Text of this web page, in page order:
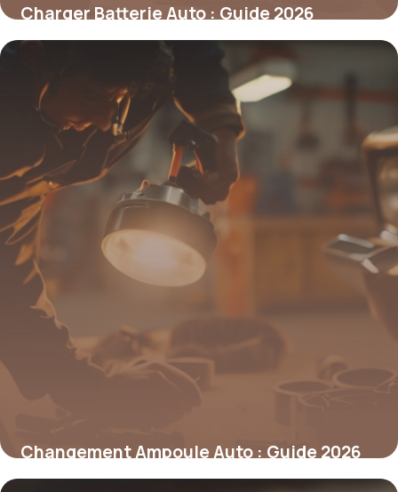
Charger Batterie Auto : Guide 2026
11 mai 2026
Changement Ampoule Auto : Guide 2026
10 mai 2026